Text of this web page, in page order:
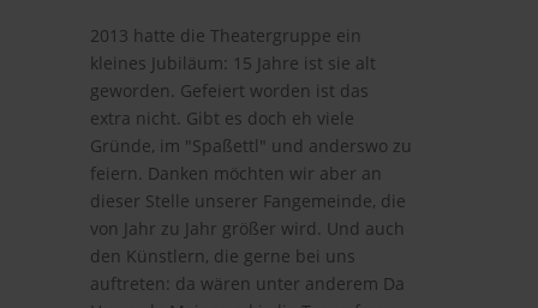
2013 hatte die Theatergruppe ein
kleines Jubiläum: 15 Jahre ist sie alt
geworden. Gefeiert worden ist das
extra nicht. Gibt es doch eh viele
Gründe, im "Spaßettl" und anderswo zu
feiern. Danken möchten wir aber an
dieser Stelle unserer Fangemeinde, die
von Jahr zu Jahr größer wird. Und auch
den Künstlern, die gerne bei uns
auftreten: da wären unter anderem Da